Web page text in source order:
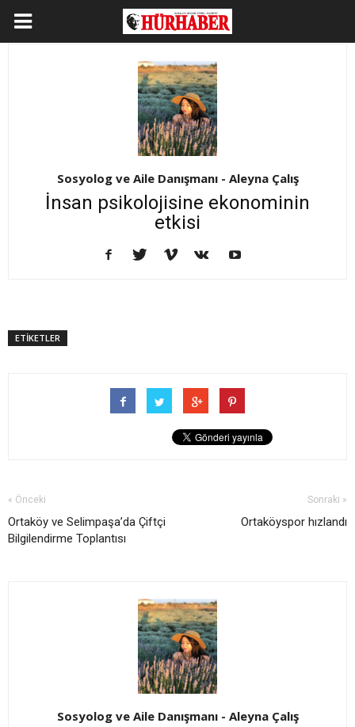
Sosyolog ve Aile Danışmanı - Aleyna Çalış
İnsan psikolojisine ekonominin
etkisi
ETİKETLER
« Önceki
Ortaköy ve Selimpaşa’da Çiftçi
Bilgilendirme Toplantısı
Sonraki »
Ortaköyspor hızlandı
Sosyolog ve Aile Danışmanı - Aleyna Çalış